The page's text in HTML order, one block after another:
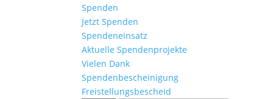
Spenden
Jetzt Spenden
Spendeneinsatz
Aktuelle Spendenprojekte
Vielen Dank
Spendenbescheinigung
Freistellungsbescheid